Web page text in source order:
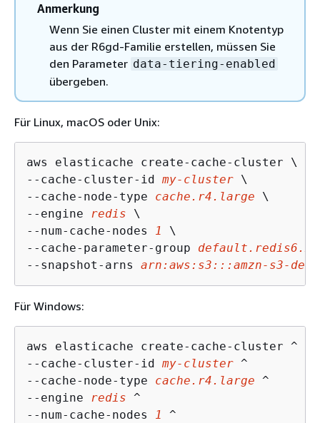
Anmerkung
Wenn Sie einen Cluster mit einem Knotentyp
aus der R6gd-Familie erstellen, müssen Sie
den Parameter data-tiering-enabled
übergeben.
Für Linux, macOS oder Unix:
aws elasticache create-cache-cluster \
--cache-cluster-id my-cluster \
--cache-node-type cache.r4.large \
--engine redis \
--num-cache-nodes 1
\
--cache-parameter-group default.redis6.x
--snapshot-arns arn:aws:s3:::amzn-s3-
Für Windows:
aws elasticache create-cache-cluster ^
--cache-cluster-id my-cluster ^
--cache-node-type cache.r4.large ^
--engine redis ^
--num-cache-nodes 1
^